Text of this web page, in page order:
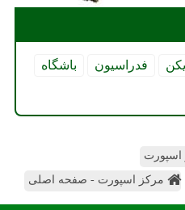
فدراسیون
باشگاه
اسپورت
مرکز اسپورت - صفحه اصلی